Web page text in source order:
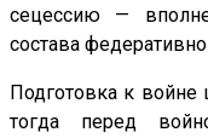
сецессию —
состава
Подготовка к
тогда перед